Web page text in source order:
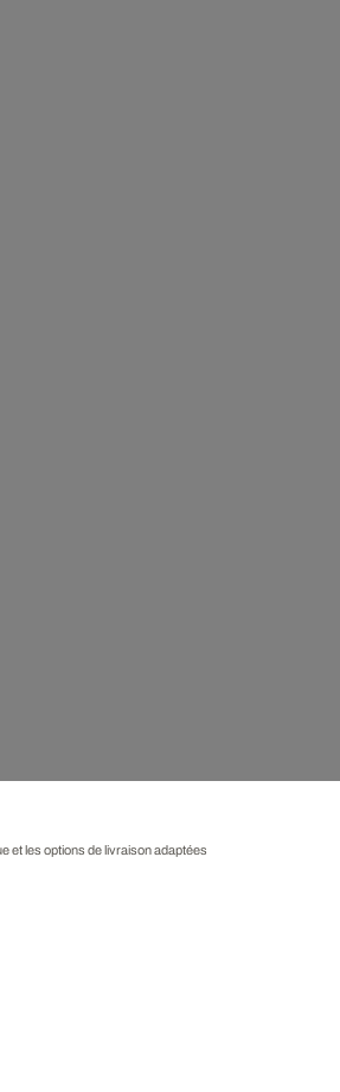
et les options de livraison adaptées